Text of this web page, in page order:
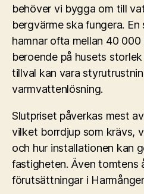
behöver vi bygga om till
bergvärme ska fungera.
hamnar ofta mellan 40
beroende på husets
tillval kan vara
varmvattenlösning.
Slutpriset påverkas mest
vilket borrdjup som krävs,
och hur installationen kan
fastigheten. Även tomtens
förutsättningar i